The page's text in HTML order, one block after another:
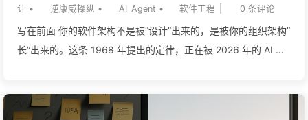
计 • 逆康威操纵 • AI_Agent • 软件工程 0 条评论
写在前面 你的软件架构不是被”设计”出来的，是被你的组织架构”
长”出来的。这条 1968 年提出的定律，正在被 2026 年的 AI 代
Amazon、Spotify、Apple——三家万亿级公司用三种命运，诠